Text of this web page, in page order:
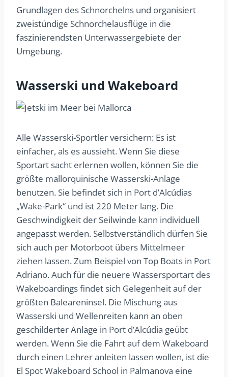
Grundlagen des Schnorchelns und organisiert
zweistündige Schnorchelausflüge in die
faszinierendsten Unterwassergebiete der
Umgebung.
Wasserski und Wakeboard
Alle Wasserski-Sportler versichern: Es ist
einfacher, als es aussieht. Wenn Sie diese
Sportart sacht erlernen wollen, können Sie die
größte mallorquinische Wasserski-Anlage
benutzen. Sie befindet sich in Port d’Alcúdias
„Wake-Park“ und ist 220 Meter lang. Die
Geschwindigkeit der Seilwinde kann individuell
angepasst werden. Selbstverständlich dürfen Sie
sich auch per Motorboot übers Mittelmeer
ziehen lassen. Zum Beispiel von Top Boats in Port
Adriano. Auch für die neuere Wassersportart des
Wakeboardings findet sich Gelegenheit auf der
größten Baleareninsel. Die Mischung aus
Wasserski und Wellenreiten kann an oben
geschilderter Anlage in Port d’Alcúdia geübt
werden. Wenn Sie die Fahrt auf dem Wakeboard
durch einen Lehrer anleiten lassen wollen, ist die
El Spot Wakeboard School in Palmanova eine